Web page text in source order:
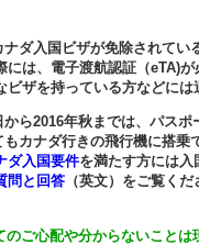
ダ入国ビザが免除されて
には、電子渡航認証（eTA)
ビザを持っている方などには
ら2016年秋までは、パス
カナダ行きの飛行機に搭乗
ダ入国要件を満たす方には
問と回答 （英文）をご覧くだ
のご心配や分からないこと